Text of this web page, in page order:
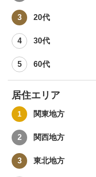
20代
30代
60代
居住エリア
関東地方
関西地方
東北地方